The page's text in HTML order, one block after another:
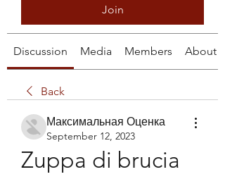
Join
Discussion Media Members About
Back
Максимальная Оценка
September 12, 2023
Zuppa di brucia